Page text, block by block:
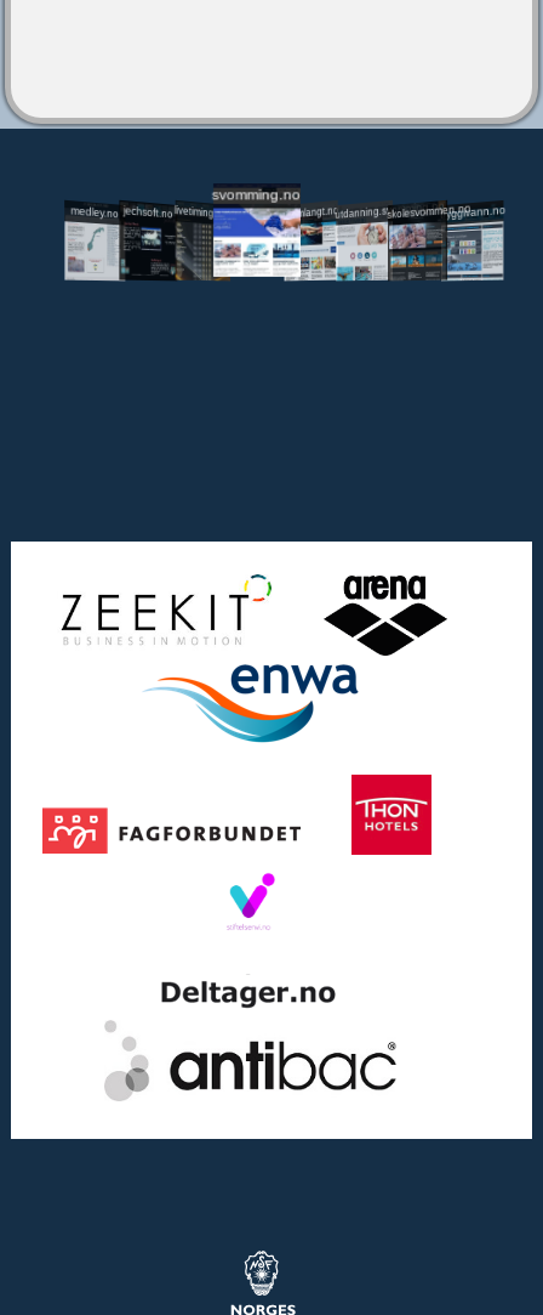
medley.no jechsoft.nolivetiming.medley.no
svomming.no
svomlangt.noutdanning.svomming.no
skolesvommen.notryggivann.no